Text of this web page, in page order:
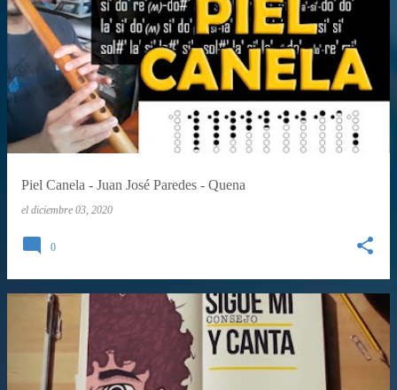
Piel Canela - Juan José Paredes - Quena
el diciembre 03, 2020
0